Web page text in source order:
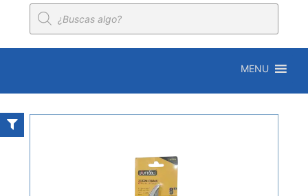
Búsqueda
de
productos
MENU